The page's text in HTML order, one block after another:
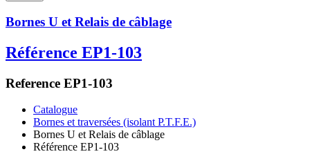
Bornes U et Relais de câblage
Référence EP1-103
Reference EP1-103
Catalogue
Bornes et traversées (isolant P.T.F.E.)
Bornes U et Relais de câblage
Référence EP1-103